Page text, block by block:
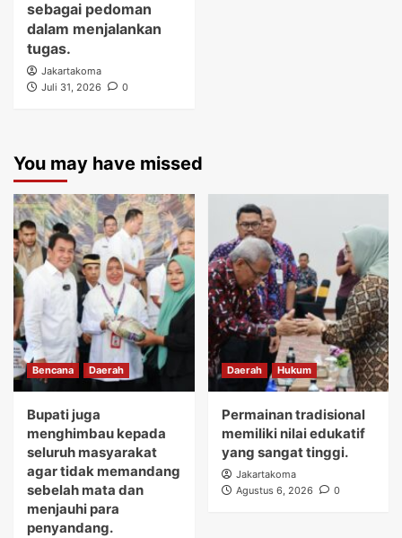
sebagai pedoman
dalam menjalankan
tugas.
Jakartakoma
Juli 31, 2026
0
You may have missed
Bencana Daerah
Bupati juga
menghimbau kepada
seluruh masyarakat
agar tidak memandang
sebelah mata dan
menjauhi para
penyandang.
Daerah Hukum
Permainan tradisional
memiliki nilai edukatif
yang sangat tinggi.
Jakartakoma
Agustus 6, 2026
0